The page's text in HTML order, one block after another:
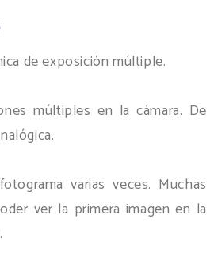
de exposición múltiple.
múltiples en la cámara. De
varias veces. Muchas
ver la primera imagen en la